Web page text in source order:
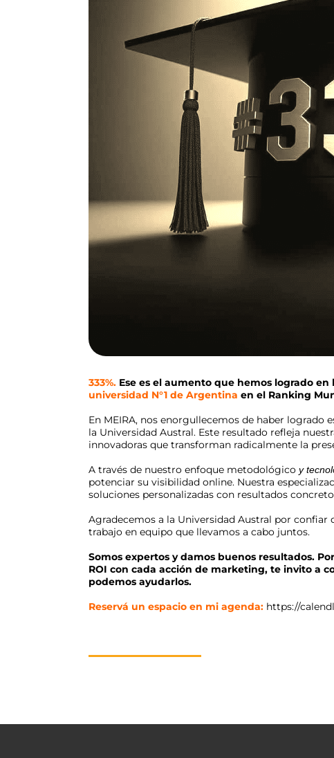
333%. Ese es el aumento que hemos logrado en
universidad N°1 de Argentina en el Ranking
En MEIRA, nos enorgullecemos de haber
la Universidad Austral. Este resultado refleja
innovadoras que transforman radicalmente la
A través de nuestro enfoque metodológico y
potenciar su visibilidad online. Nuestra
soluciones personalizadas con resultados
Agradecemos a la Universidad Austral por confiar
trabajo en equipo que llevamos a cabo juntos.
Somos expertos y damos buenos resultados.
ROI con cada acción de marketing, te invito a
podemos ayudarlos.
Reservá un espacio en mi agenda: https://